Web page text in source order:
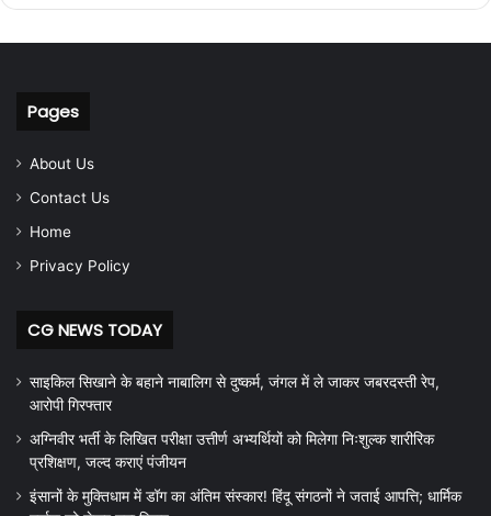
Pages
About Us
Contact Us
Home
Privacy Policy
CG NEWS TODAY
साइकिल सिखाने के बहाने नाबालिग से दुष्कर्म, जंगल में ले जाकर जबरदस्ती रेप,
आरोपी गिरफ्तार
अग्निवीर भर्ती के लिखित परीक्षा उत्तीर्ण अभ्यर्थियों को मिलेगा निःशुल्क शारीरिक
प्रशिक्षण, जल्द कराएं पंजीयन
इंसानों के मुक्तिधाम में डॉग का अंतिम संस्कार! हिंदू संगठनों ने जताई आपत्ति; धार्मिक